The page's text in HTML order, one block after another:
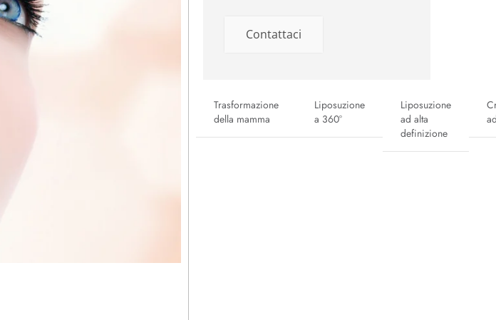
Contattaci
Trasformazione
della mamma
Liposuzione
a 360°
Liposuzione
ad alta
definizione